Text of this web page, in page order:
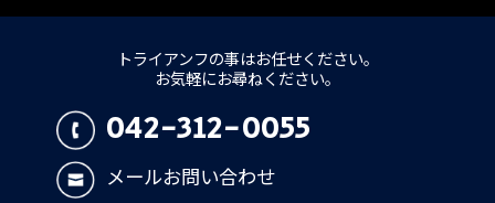
トライアンフの事はお任せください。
お気軽にお尋ねください。
042-312-0055
メールお問い合わせ